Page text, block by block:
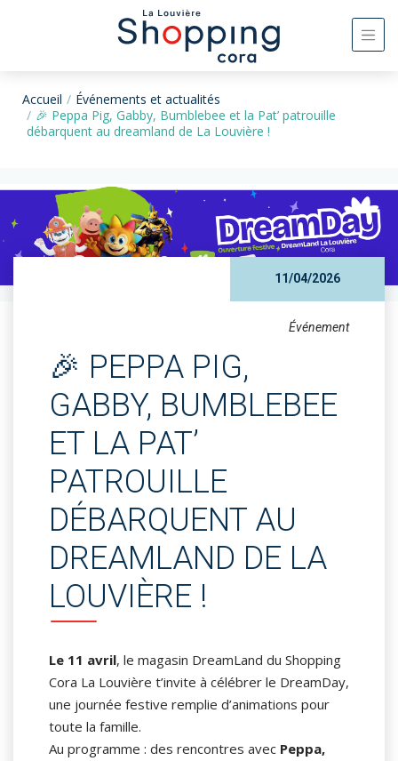
Accueil
Événements et actualités
🎉 Peppa Pig, Gabby, Bumblebee et la Pat’ patrouille
débarquent au dreamland de La Louvière !
11/04/2026
Événement
🎉 PEPPA PIG,
GABBY, BUMBLEBEE
ET LA PAT’
PATROUILLE
DÉBARQUENT AU
DREAMLAND DE LA
LOUVIÈRE !
Le 11 avril, le magasin DreamLand du Shopping
Cora La Louvière t’invite à célébrer le DreamDay,
une journée festive remplie d’animations pour
toute la famille.
Au programme : des rencontres avec Peppa,